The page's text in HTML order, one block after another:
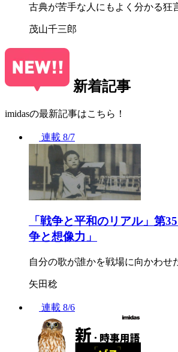
古典が苦手な人にもよく分かる狂
茂山千三郎
新着記事
imidasの最新記事はこちら！
連載 8/7
「戦争と平和のリアル」第
争と想像力」
自分の歌が誰かを戦場に向かわせ
矢田稔
連載 8/6